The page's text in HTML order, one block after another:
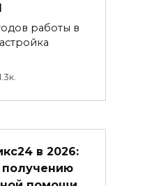
работы в
в 2026:
получению